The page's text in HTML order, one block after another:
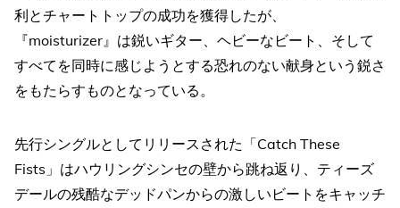
利とチャートトップの成功を獲得したが、
『moisturizer』は鋭いギター、ヘビーなビート、そして
すべてを同時に感じようとする恐れのない献身という鋭さ
をもたらすものとなっている。
先行シングルとしてリリースされた「Catch These
Fists」はハウリングシンセの壁から跳ね返り、ティーズ
デールの残酷なデッドパンからの激しいビートをキャッチ